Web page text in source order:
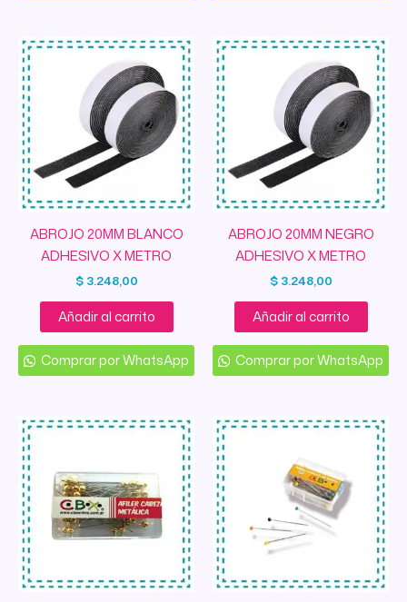
ABROJO 20MM BLANCO
ADHESIVO X METRO
$3.248,00
Añadir al carrito
Comprar por WhatsApp
ABROJO 20MM NEGRO
ADHESIVO X METRO
$3.248,00
Añadir al carrito
Comprar por WhatsApp